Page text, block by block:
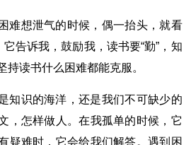
难想泄气的时候，偶一抬头，就看
它告诉我，鼓励我，读书要“勤”，知
持读书什么困难都能克服。
知识的海洋，还是我们不可缺少的
，怎样做人。在我孤单的时候，它
疑难时，它会给我们解答。遇到困